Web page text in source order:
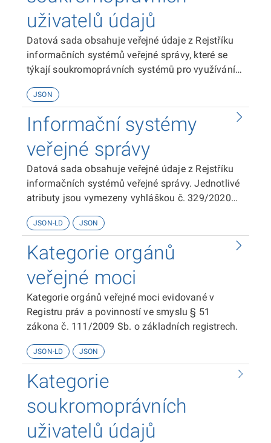
uživatelů údajů
Datová sada obsahuje veřejné údaje z Rejstříku
informačních systémů veřejné správy, které se
týkají soukromoprávních systémů pro využívání
vyhláškou č. 329/2020 Sb., o seznamu položek
popisu informačního systému veřejné správy a
soukromoprávního systému pro využívání údajů.
JSON
Informační systémy
veřejné správy
Datová sada obsahuje veřejné údaje z Rejstříku
informačních systémů veřejné správy. Jednotlivé
atributy jsou vymezeny vyhláškou č. 329/2020
systému veřejné správy a soukromoprávního
JSON-LD JSON
Kategorie orgánů
veřejné moci
Kategorie orgánů veřejné moci evidované v
Registru práv a povinností ve smyslu § 51
zákona č. 111/2009 Sb. o základních registrech.
JSON-LD JSON
Kategorie
soukromoprávních
uživatelů údajů